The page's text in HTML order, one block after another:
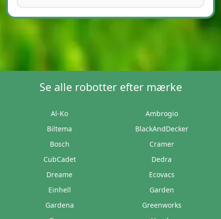
Se alle robotter efter mærke
Al-Ko
Ambrogio
Biltema
BlackAndDecker
Bosch
Cramer
CubCadet
Dedra
Dreame
Ecovacs
Einhell
Garden
Gardena
Greenworks